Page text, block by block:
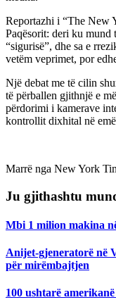
Reportazhi i “The New
Paqësorit: deri ku mund
“sigurisë”, dhe sa e
vetëm veprimet, por
Një debat me tё cilin
tё përballen gjithnjë e
përdorimi i kamerave
kontrollit dixhital në
Marrë nga New York
Ju gjithashtu
Mbi 1 milion makina
Anijet-gjeneratorë në
për mirëmbajtjen
100 ushtarë